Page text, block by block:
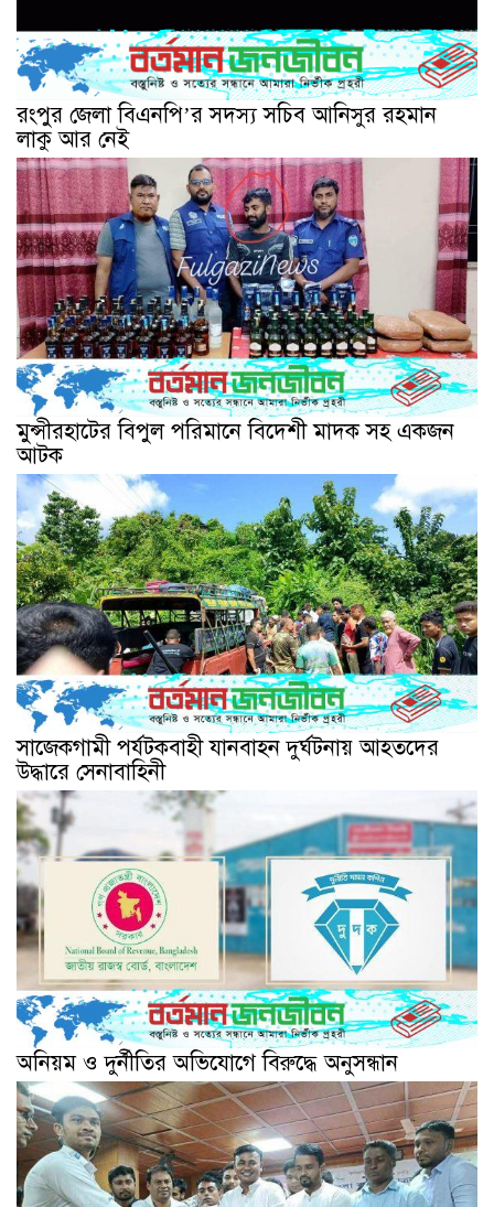
রংপুর জেলা বিএনপি’র সদস্য সচিব আনিসুর রহমান
লাকু আর নেই
মুন্সীরহাটের বিপুল পরিমানে বিদেশী মাদক সহ একজন
আটক
সাজেকগামী পর্যটকবাহী যানবাহন দুর্ঘটনায় আহতদের
উদ্ধারে সেনাবাহিনী
অনিয়ম ও দুর্নীতির অভিযোগে বিরুদ্ধে অনুসন্ধান